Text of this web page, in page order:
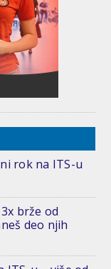
rok na ITS-u
brže od
deo njih